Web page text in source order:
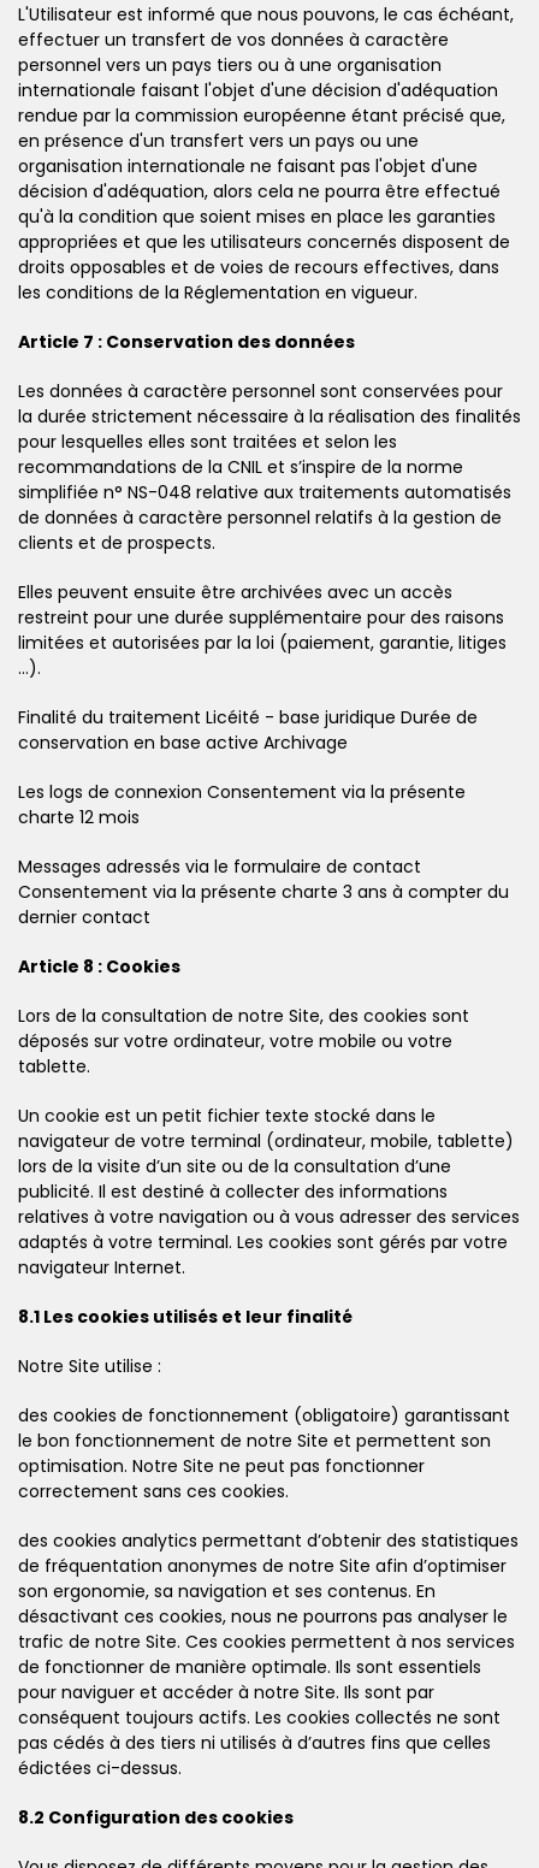
L'Utilisateur est informé que nous pouvons, le cas échéant,
effectuer un transfert de vos données à caractère
personnel vers un pays tiers ou à une organisation
internationale faisant l'objet d'une décision d'adéquation
rendue par la commission européenne étant précisé que,
en présence d'un transfert vers un pays ou une
organisation internationale ne faisant pas l'objet d'une
décision d'adéquation, alors cela ne pourra être effectué
qu'à la condition que soient mises en place les garanties
appropriées et que les utilisateurs concernés disposent de
droits opposables et de voies de recours effectives, dans
les conditions de la Réglementation en vigueur.
Article 7 : Conservation des données
Les données à caractère personnel sont conservées pour
la durée strictement nécessaire à la réalisation des finalités
pour lesquelles elles sont traitées et selon les
recommandations de la CNIL et s’inspire de la norme
simplifiée n° NS-048 relative aux traitements automatisés
de données à caractère personnel relatifs à la gestion de
clients et de prospects.
Elles peuvent ensuite être archivées avec un accès
restreint pour une durée supplémentaire pour des raisons
limitées et autorisées par la loi (paiement, garantie, litiges
...).
Finalité du traitement Licéité - base juridique Durée de
conservation en base active Archivage
Les logs de connexion Consentement via la présente
charte 12 mois
Messages adressés via le formulaire de contact
Consentement via la présente charte 3 ans à compter du
dernier contact
Article 8 : Cookies
Lors de la consultation de notre Site, des cookies sont
déposés sur votre ordinateur, votre mobile ou votre
tablette.
Un cookie est un petit fichier texte stocké dans le
navigateur de votre terminal (ordinateur, mobile, tablette)
lors de la visite d’un site ou de la consultation d’une
publicité. Il est destiné à collecter des informations
relatives à votre navigation ou à vous adresser des services
adaptés à votre terminal. Les cookies sont gérés par votre
navigateur Internet.
8.1 Les cookies utilisés et leur finalité
Notre Site utilise :
des cookies de fonctionnement (obligatoire) garantissant
le bon fonctionnement de notre Site et permettent son
optimisation. Notre Site ne peut pas fonctionner
correctement sans ces cookies.
des cookies analytics permettant d’obtenir des statistiques
de fréquentation anonymes de notre Site afin d’optimiser
son ergonomie, sa navigation et ses contenus. En
désactivant ces cookies, nous ne pourrons pas analyser le
trafic de notre Site. Ces cookies permettent à nos services
de fonctionner de manière optimale. Ils sont essentiels
pour naviguer et accéder à notre Site. Ils sont par
conséquent toujours actifs. Les cookies collectés ne sont
pas cédés à des tiers ni utilisés à d’autres fins que celles
édictées ci-dessus.
8.2 Configuration des cookies